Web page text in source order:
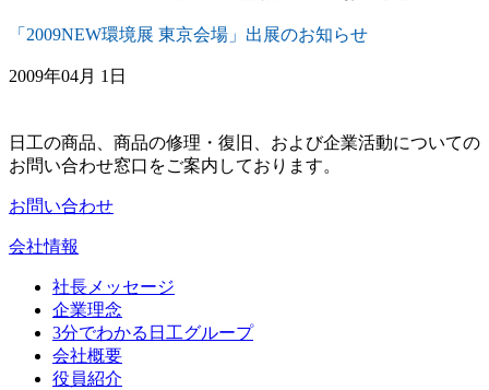
「2009NEW環境展 東京会場」出展のお知らせ
2009年04月 1日
日工の商品、商品の修理・復旧、および企業活動についての
お問い合わせ窓口をご案内しております。
お問い合わせ
会社情報
社長メッセージ
企業理念
3分でわかる日工グループ
会社概要
役員紹介